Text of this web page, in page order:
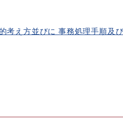
考え方並びに 事務処理手順及